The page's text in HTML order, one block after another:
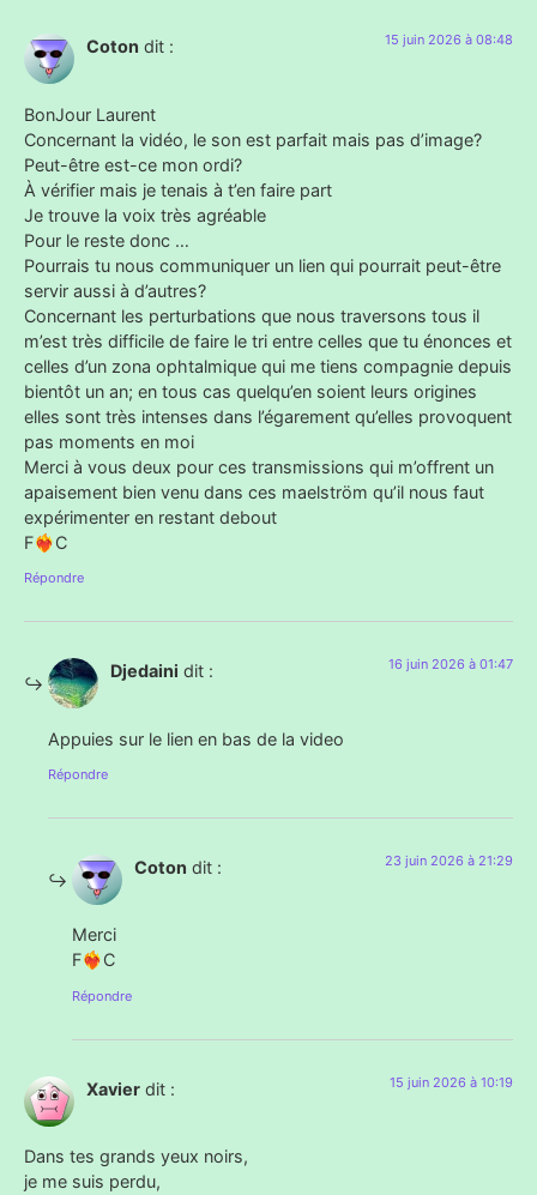
Coton dit : 15 juin 2026 à 08:48
BonJour Laurent
Concernant la vidéo, le son est parfait mais pas d’image?
Peut-être est-ce mon ordi?
À vérifier mais je tenais à t’en faire part
Je trouve la voix très agréable
Pour le reste donc …
Pourrais tu nous communiquer un lien qui pourrait peut-être
servir aussi à d’autres?
Concernant les perturbations que nous traversons tous il
m’est très difficile de faire le tri entre celles que tu énonces et
celles d’un zona ophtalmique qui me tiens compagnie depuis
bientôt un an; en tous cas quelqu’en soient leurs origines
elles sont très intenses dans l’égarement qu’elles provoquent
pas moments en moi
Merci à vous deux pour ces transmissions qui m’offrent un
apaisement bien venu dans ces maelström qu’il nous faut
expérimenter en restant debout
F❤️‍🔥C
Répondre
Djedaini dit : 16 juin 2026 à 01:47
Appuies sur le lien en bas de la video
Répondre
Coton dit : 23 juin 2026 à 21:29
Merci
F❤️‍🔥C
Répondre
Xavier dit : 15 juin 2026 à 10:19
Dans tes grands yeux noirs,
je me suis perdu,